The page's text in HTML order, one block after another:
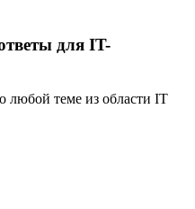
для IT-
любой теме из области IT